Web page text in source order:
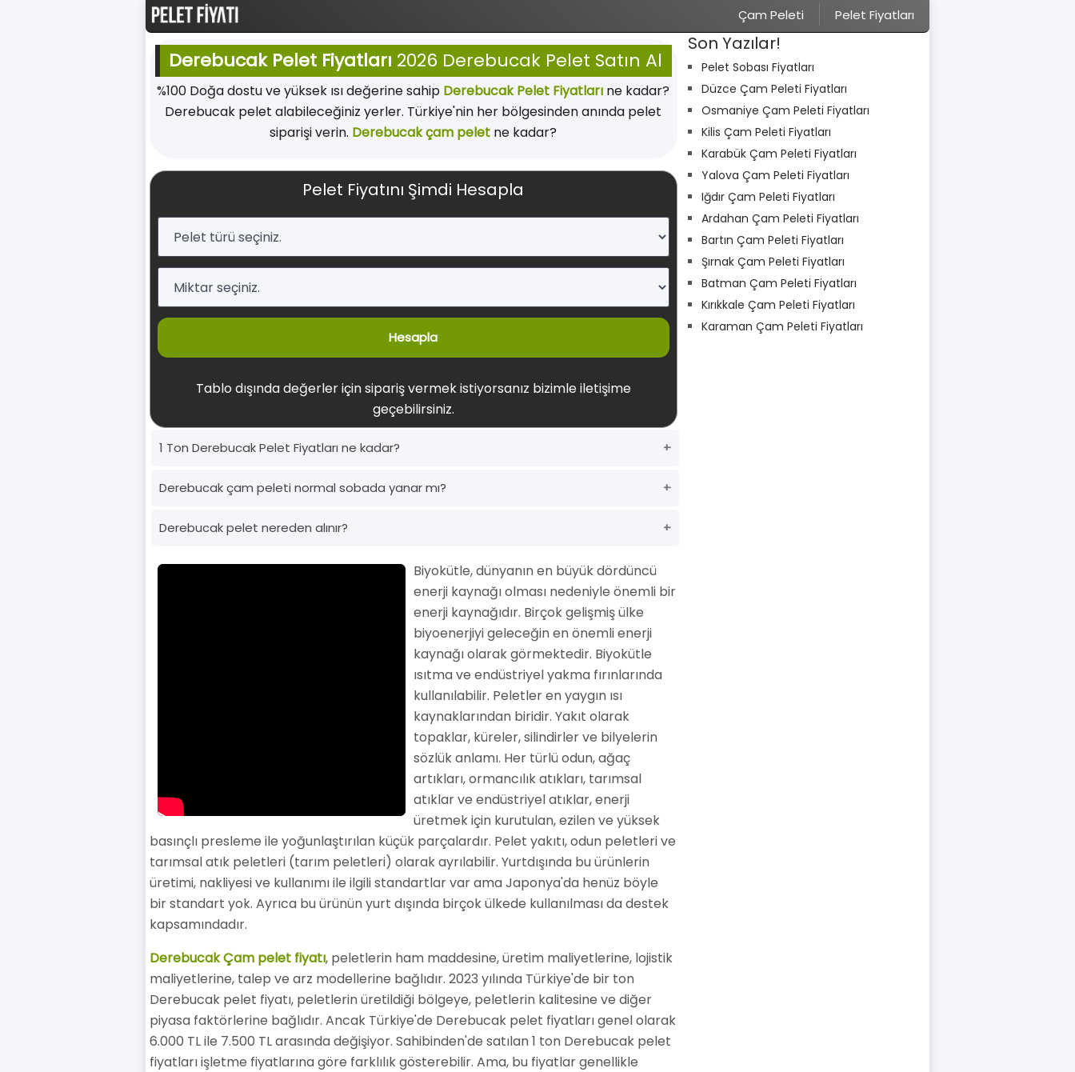
Çam Peleti Pelet Fiyatları
Derebucak Pelet Fiyatları 2026 Derebucak Pelet Satın Al
%100 Doğa dostu ve yüksek ısı değerine sahip Derebucak Pelet Fiyatları ne kadar?
Derebucak pelet alabileceğiniz yerler. Türkiye'nin her bölgesinden anında pelet
siparişi verin. Derebucak çam pelet ne kadar?
Pelet Fiyatını Şimdi Hesapla
Hesapla
Tablo dışında değerler için sipariş vermek istiyorsanız bizimle iletişime
geçebilirsiniz.
1 Ton Derebucak Pelet Fiyatları ne kadar?
Derebucak çam peleti normal sobada yanar mı?
Derebucak pelet nereden alınır?
Biyokütle, dünyanın en büyük dördüncü
enerji kaynağı olması nedeniyle önemli bir
enerji kaynağıdır. Birçok gelişmiş ülke
biyoenerjiyi geleceğin en önemli enerji
kaynağı olarak görmektedir. Biyokütle
ısıtma ve endüstriyel yakma fırınlarında
kullanılabilir. Peletler en yaygın ısı
kaynaklarından biridir. Yakıt olarak
topaklar, küreler, silindirler ve bilyelerin
sözlük anlamı. Her türlü odun, ağaç
artıkları, ormancılık atıkları, tarımsal
atıklar ve endüstriyel atıklar, enerji
üretmek için kurutulan, ezilen ve yüksek
basınçlı presleme ile yoğunlaştırılan küçük parçalardır. Pelet yakıtı, odun peletleri ve
tarımsal atık peletleri (tarım peletleri) olarak ayrılabilir. Yurtdışında bu ürünlerin
üretimi, nakliyesi ve kullanımı ile ilgili standartlar var ama Japonya'da henüz böyle
bir standart yok. Ayrıca bu ürünün yurt dışında birçok ülkede kullanılması da destek
kapsamındadır.
Derebucak Çam pelet fiyatı, peletlerin ham maddesine, üretim maliyetlerine, lojistik
maliyetlerine, talep ve arz modellerine bağlıdır. 2023 yılında Türkiye'de bir ton
Derebucak pelet fiyatı, peletlerin üretildiği bölgeye, peletlerin kalitesine ve diğer
piyasa faktörlerine bağlıdır. Ancak Türkiye'de Derebucak pelet fiyatları genel olarak
6.000 TL ile 7.500 TL arasında değişiyor. Sahibinden'de satılan 1 ton Derebucak pelet
fiyatları işletme fiyatlarına göre farklılık gösterebilir. Ama, bu fiyatlar genellikle
Son Yazılar!
Pelet Sobası Fiyatları
Düzce Çam Peleti Fiyatları
Osmaniye Çam Peleti Fiyatları
Kilis Çam Peleti Fiyatları
Karabük Çam Peleti Fiyatları
Yalova Çam Peleti Fiyatları
Iğdır Çam Peleti Fiyatları
Ardahan Çam Peleti Fiyatları
Bartın Çam Peleti Fiyatları
Şırnak Çam Peleti Fiyatları
Batman Çam Peleti Fiyatları
Kırıkkale Çam Peleti Fiyatları
Karaman Çam Peleti Fiyatları